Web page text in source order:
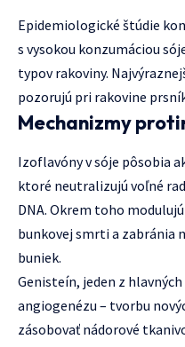
Epidemiologické štúdie
s vysokou konzumáciou
typov rakoviny.
pozorujú pri rakovine
Mechanizmy
Izoflavóny v sóje pôsobia
ktoré neutralizujú voľné
DNA. Okrem toho
bunkovej smrti a zabránia
buniek.
Genisteín, jeden z
angiogenézu – tvorbu
zásobovať nádorové